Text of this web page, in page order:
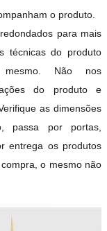
o produto.
para mais
técnicas do produto
Não nos
do produto e
as dimensões
passa por portas,
entrega os produtos
o mesmo não